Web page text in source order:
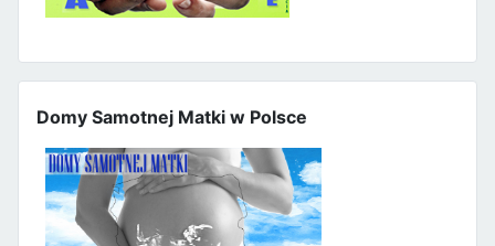
Domy Samotnej Matki w Polsce